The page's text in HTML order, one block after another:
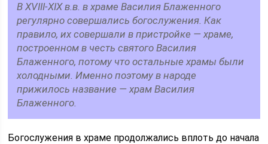
В XVIII-XIX в.в. в храме Василия Блаженного
регулярно совершались богослужения. Как
правило, их совершали в пристройке — храме,
построенном в честь святого Василия
Блаженного, потому что остальные храмы были
холодными. Именно поэтому в народе
прижилось название — храм Василия
Блаженного.
Богослужения в храме продолжались вплоть до начала